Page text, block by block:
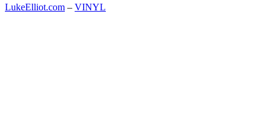
LukeElliot.com – VINYL